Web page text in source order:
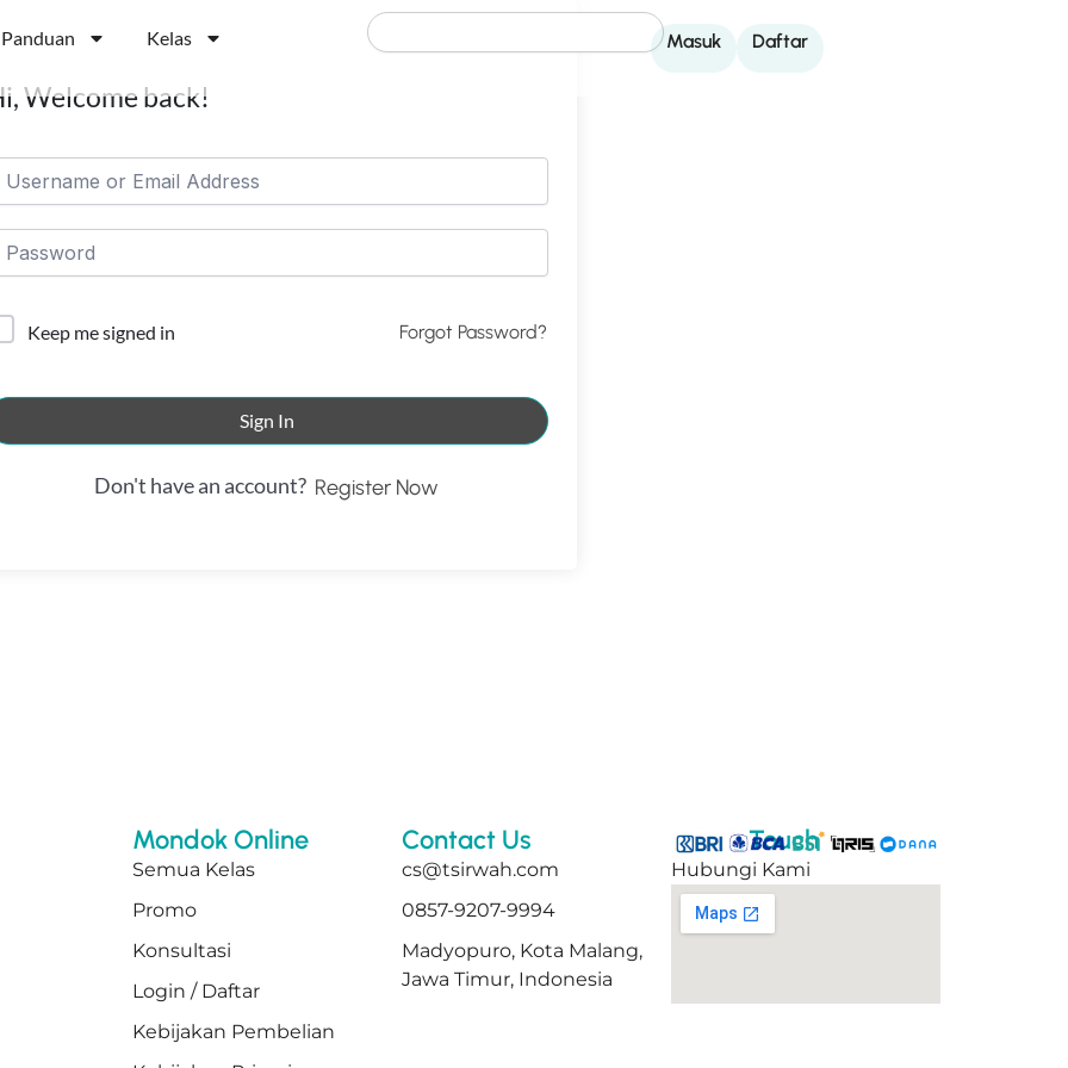
Panduan Kelas
Search
Masuk Daftar
Welcome back!
Keep me signed in Forgot Password?
Sign In
Don't have an account? Register Now
Mondok Online
Semua Kelas
Promo
Konsultasi
Login / Daftar
Kebijakan Pembelian
Contact Us
cs@tsirwah.com
0857-9207-9994
Madyopuro, Kota Malang,
Jawa Timur, Indonesia
Get In Touch
Hubungi Kami